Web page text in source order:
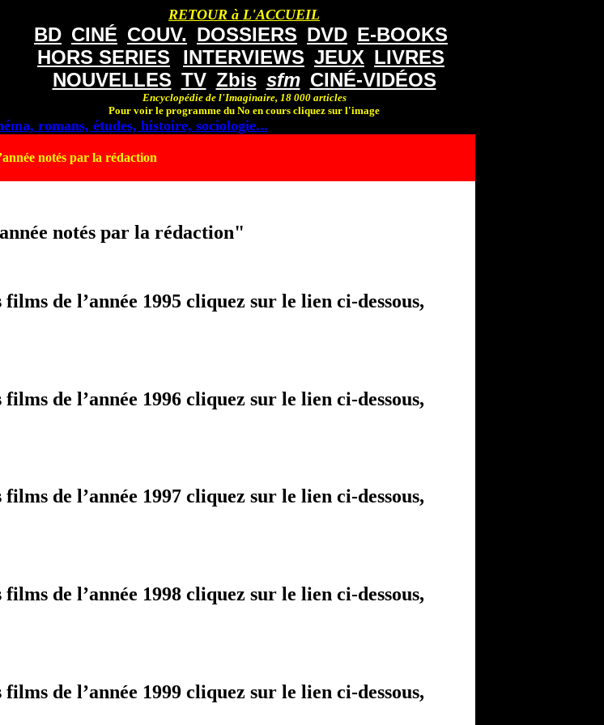
RETOUR à L'ACCUEIL
BD CINÉ COUV. DOSSIERS DVD E-BOOKS
HORS SERIES
INTERVIEWS JEUX LIVRES
NOUVELLES TV Zbis sfm CINÉ-VIDÉOS
Encyclopédie de l'Imaginaire, 18 000 articles
Pour voir le programme du No en cours cliquez sur l'image
romans, études, histoire, sociologie...
notés par la rédaction
notés par la rédaction"
de l’année 1995 cliquez sur le lien ci-dessous,
de l’année 1996 cliquez sur le lien ci-dessous,
de l’année 1997 cliquez sur le lien ci-dessous,
de l’année 1998 cliquez sur le lien ci-dessous,
de l’année 1999 cliquez sur le lien ci-dessous,